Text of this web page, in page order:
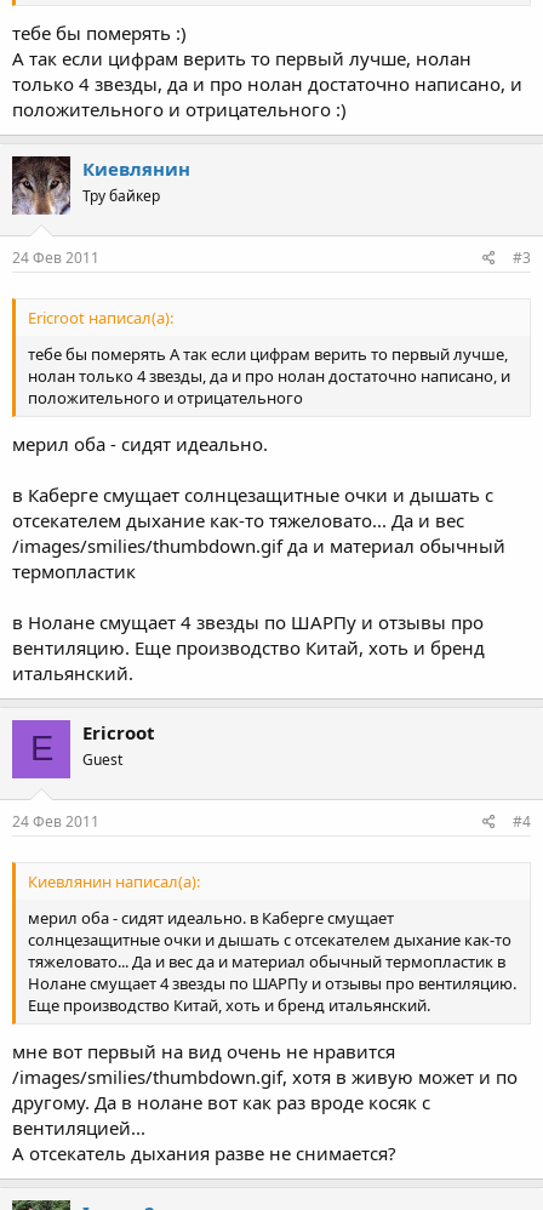
тебе бы померять :)
А так если цифрам верить то первый лучше, нолан
только 4 звезды, да и про нолан достаточно написано, и
положительного и отрицательного :)
Киевлянин
Тру байкер
24 Фев 2011 #3
Ericroot написал(а):
тебе бы померять А так если цифрам верить то первый лучше,
нолан только 4 звезды, да и про нолан достаточно написано, и
положительного и отрицательного
мерил оба - сидят идеально.
в Каберге смущает солнцезащитные очки и дышать с
отсекателем дыхание как-то тяжеловато... Да и вес
/images/smilies/thumbdown.gif да и материал обычный
термопластик
в Нолане смущает 4 звезды по ШАРПу и отзывы про
вентиляцию. Еще производство Китай, хоть и бренд
итальянский.
E Ericroot
Guest
24 Фев 2011 #4
Киевлянин написал(а):
мерил оба - сидят идеально. в Каберге смущает
солнцезащитные очки и дышать с отсекателем дыхание как-то
тяжеловато... Да и вес да и материал обычный термопластик в
Нолане смущает 4 звезды по ШАРПу и отзывы про вентиляцию.
Еще производство Китай, хоть и бренд итальянский.
мне вот первый на вид очень не нравится
/images/smilies/thumbdown.gif, хотя в живую может и по
другому. Да в нолане вот как раз вроде косяк с
вентиляцией...
А отсекатель дыхания разве не снимается?